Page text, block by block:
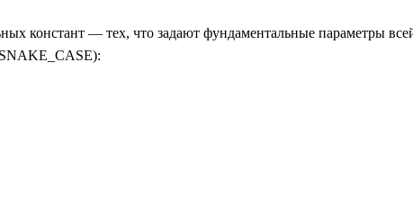
констант — тех, что задают фундаментальные параметры